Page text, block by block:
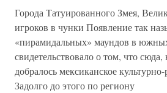
Города Татуированного Змея,
игроков в чунки Появление так
«пирамидальных» маундов в
свидетельствовало о том, что
добралось мексиканское
Задолго до этого по региону